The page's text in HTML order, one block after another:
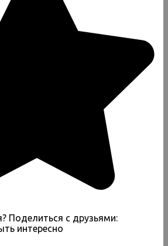
Поделиться с друзьями:
интересно